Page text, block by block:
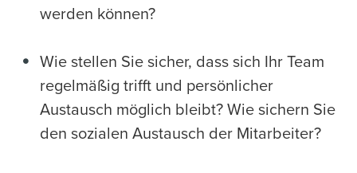
werden können?
Wie stellen Sie sicher, dass sich Ihr Team
regelmäßig trifft und persönlicher
Austausch möglich bleibt? Wie sichern Sie
den sozialen Austausch der Mitarbeiter?